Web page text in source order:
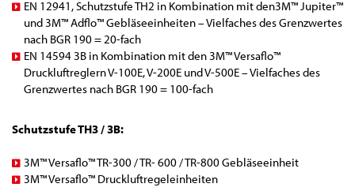
EN 12941, Schutzstufe TH2 in Kombination mit den3M™ Jupiter™
und 3M™ Adflo™ Gebläseeinheiten – Vielfaches des Grenzwertes
nach BGR 190 = 20-fach
EN 14594 3B in Kombination mit den 3M™ Versaflo™
Druckluftreglern V-100E, V-200E und V-500E – Vielfaches des
Grenzwertes nach BGR 190 = 100-fach
Schutzstufe TH3 / 3B:
3M™ Versaflo™ TR-300 / TR- 600 / TR-800 Gebläseeinheit
3M™ Versaflo™ Druckluftregeleinheiten